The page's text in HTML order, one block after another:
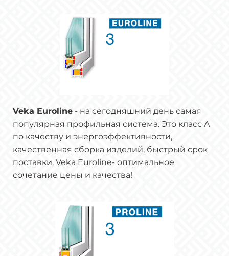
Veka Euroline - на сегодняшний день самая
популярная профильная система. Это класс А
по качеству и энергоэффективности,
качественная сборка изделий, быстрый срок
поставки. Veka Euroline- оптимальное
сочетание цены и качества!